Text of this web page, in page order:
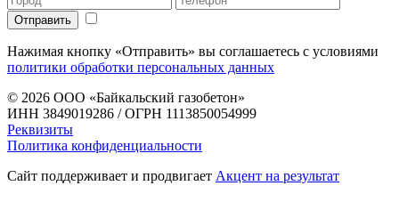
Нажимая кнопку «Отправить» вы соглашаетесь с условиями
политики обработки персональных данных
© 2026 ООО «Байкальский газобетон»
ИНН 3849019286 / ОГРН 1113850054999
Реквизиты
Политика конфиденциальности
Сайт поддерживает и продвигает Акцент на результат